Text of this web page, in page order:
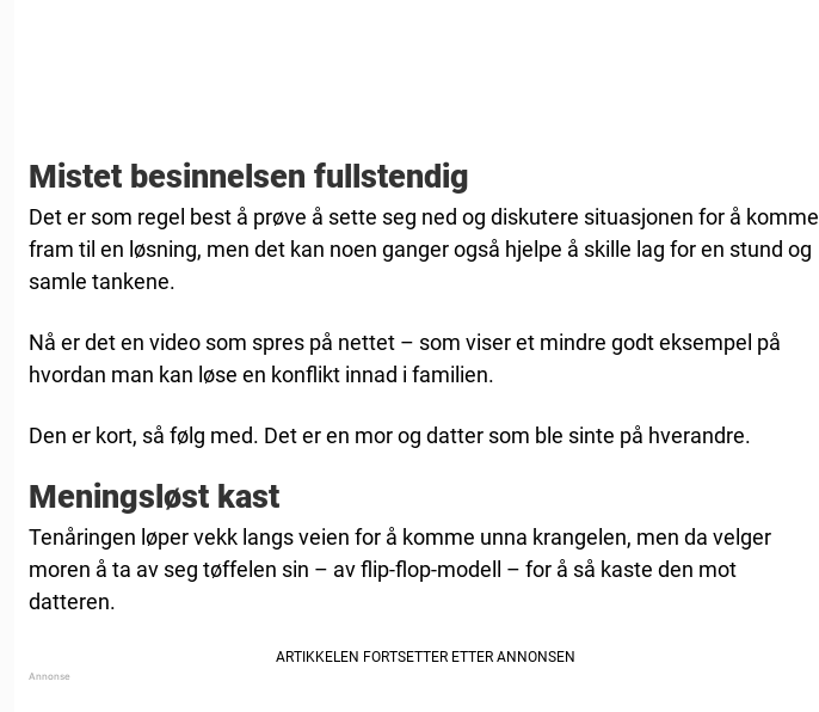
Mistet besinnelsen fullstendig
Det er som regel best å prøve å sette seg ned og diskutere situasjonen for å komme
fram til en løsning, men det kan noen ganger også hjelpe å skille lag for en stund og
samle tankene.
Nå er det en video som spres på nettet – som viser et mindre godt eksempel på
hvordan man kan løse en konflikt innad i familien.
Den er kort, så følg med. Det er en mor og datter som ble sinte på hverandre.
Meningsløst kast
Tenåringen løper vekk langs veien for å komme unna krangelen, men da velger
moren å ta av seg tøffelen sin – av flip-flop-modell – for å så kaste den mot
datteren.